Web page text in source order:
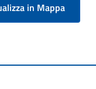
in Mappa